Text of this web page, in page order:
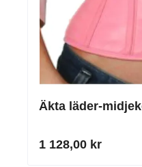
Äkta läder-
1 128,00 kr